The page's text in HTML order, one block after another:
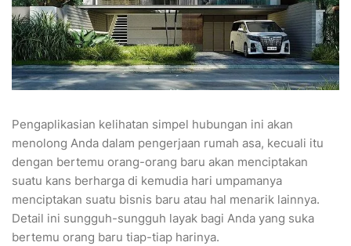
Pengaplikasian kelihatan simpel hubungan ini akan
menolong Anda dalam pengerjaan rumah asa, kecuali itu
dengan bertemu orang-orang baru akan menciptakan
suatu kans berharga di kemudia hari umpamanya
menciptakan suatu bisnis baru atau hal menarik lainnya.
Detail ini sungguh-sungguh layak bagi Anda yang suka
bertemu orang baru tiap-tiap harinya.